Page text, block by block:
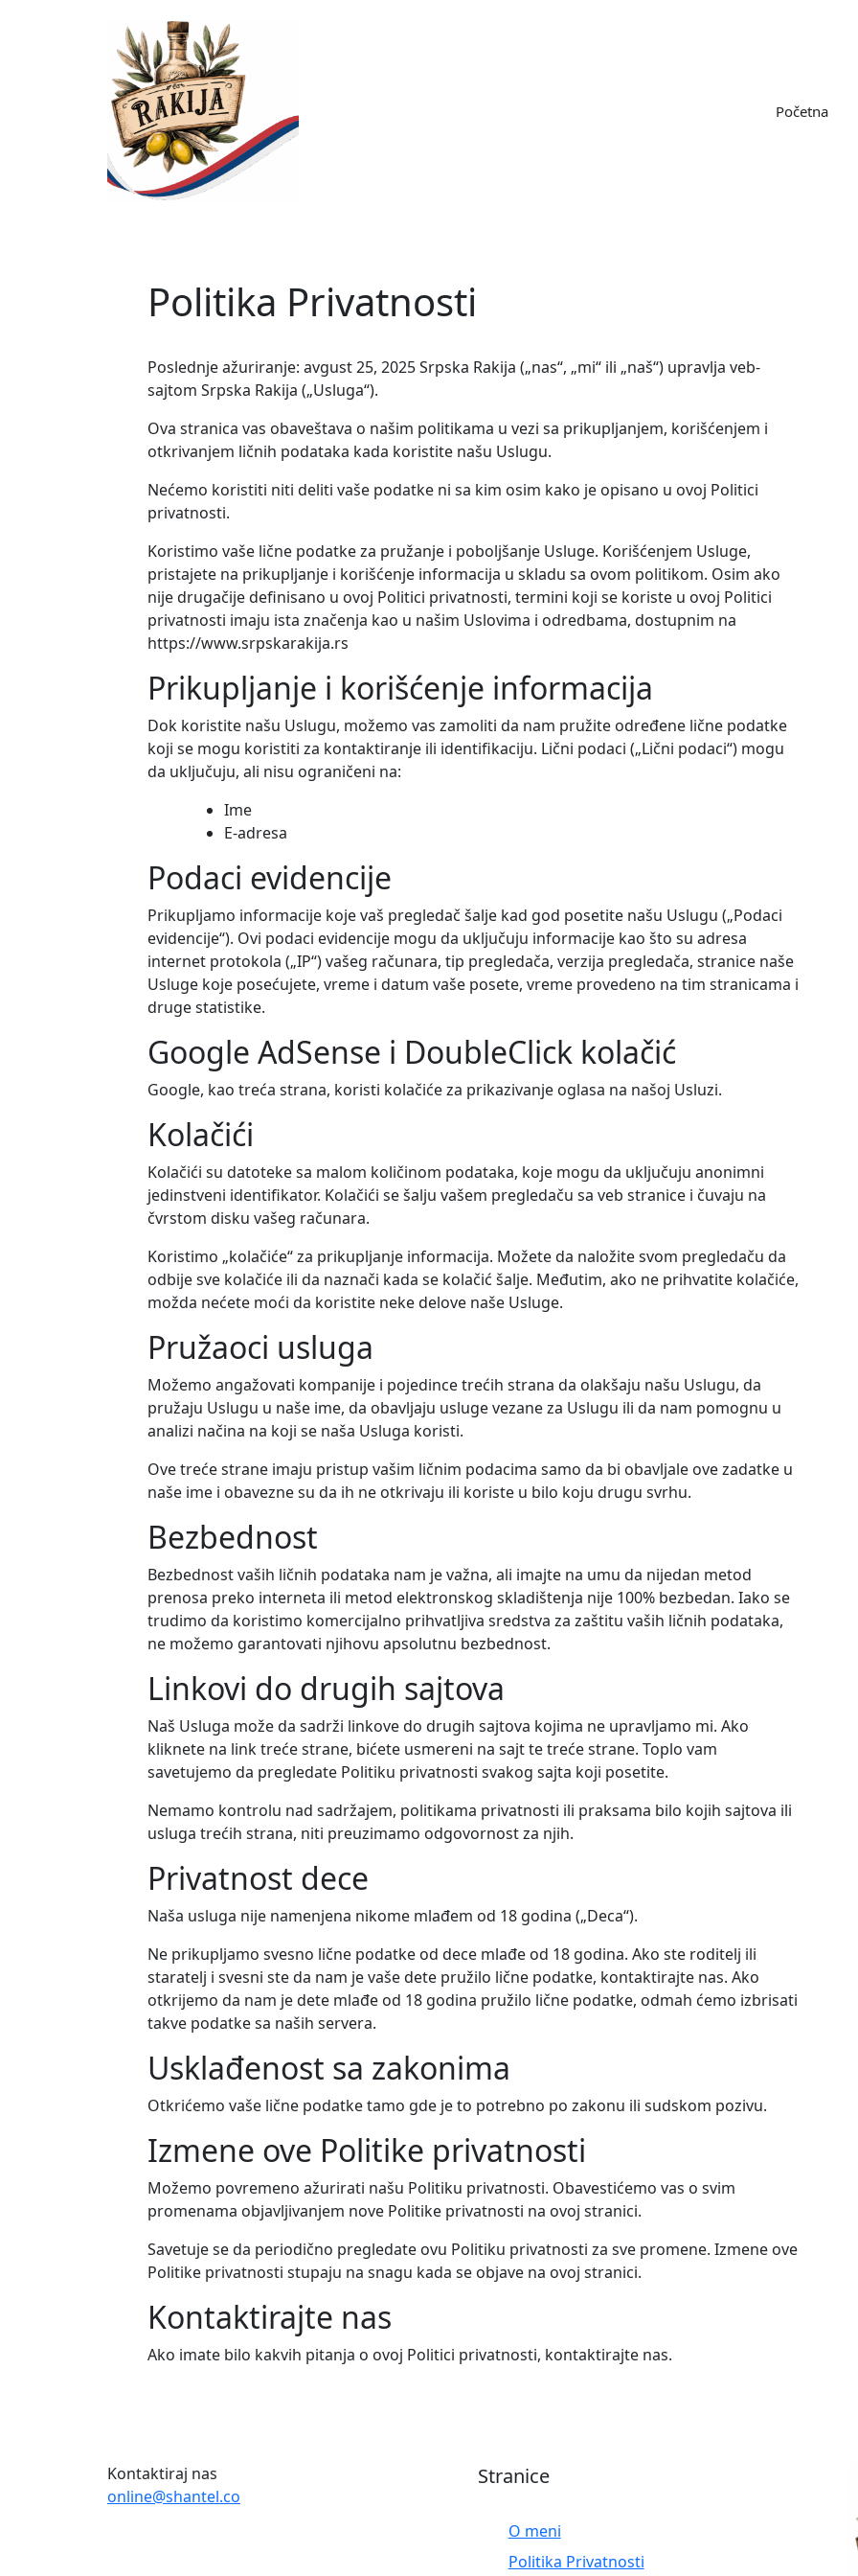
Početna
Politika Privatnosti
Poslednje ažuriranje: avgust 25, 2025 Srpska Rakija („nas“, „mi“ ili „naš“) upravlja veb-
sajtom Srpska Rakija („Usluga“).
Ova stranica vas obaveštava o našim politikama u vezi sa prikupljanjem, korišćenjem i
otkrivanjem ličnih podataka kada koristite našu Uslugu.
Nećemo koristiti niti deliti vaše podatke ni sa kim osim kako je opisano u ovoj Politici
privatnosti.
Koristimo vaše lične podatke za pružanje i poboljšanje Usluge. Korišćenjem Usluge,
pristajete na prikupljanje i korišćenje informacija u skladu sa ovom politikom. Osim ako
nije drugačije definisano u ovoj Politici privatnosti, termini koji se koriste u ovoj Politici
privatnosti imaju ista značenja kao u našim Uslovima i odredbama, dostupnim na
https://www.srpskarakija.rs
Prikupljanje i korišćenje informacija
Dok koristite našu Uslugu, možemo vas zamoliti da nam pružite određene lične podatke
koji se mogu koristiti za kontaktiranje ili identifikaciju. Lični podaci („Lični podaci“) mogu
da uključuju, ali nisu ograničeni na:
Ime
E-adresa
Podaci evidencije
Prikupljamo informacije koje vaš pregledač šalje kad god posetite našu Uslugu („Podaci
evidencije“). Ovi podaci evidencije mogu da uključuju informacije kao što su adresa
internet protokola („IP“) vašeg računara, tip pregledača, verzija pregledača, stranice naše
Usluge koje posećujete, vreme i datum vaše posete, vreme provedeno na tim stranicama i
druge statistike.
Google AdSense i DoubleClick kolačić
Google, kao treća strana, koristi kolačiće za prikazivanje oglasa na našoj Usluzi.
Kolačići
Kolačići su datoteke sa malom količinom podataka, koje mogu da uključuju anonimni
jedinstveni identifikator. Kolačići se šalju vašem pregledaču sa veb stranice i čuvaju na
čvrstom disku vašeg računara.
Koristimo „kolačiće“ za prikupljanje informacija. Možete da naložite svom pregledaču da
odbije sve kolačiće ili da naznači kada se kolačić šalje. Međutim, ako ne prihvatite kolačiće,
možda nećete moći da koristite neke delove naše Usluge.
Pružaoci usluga
Možemo angažovati kompanije i pojedince trećih strana da olakšaju našu Uslugu, da
pružaju Uslugu u naše ime, da obavljaju usluge vezane za Uslugu ili da nam pomognu u
analizi načina na koji se naša Usluga koristi.
Ove treće strane imaju pristup vašim ličnim podacima samo da bi obavljale ove zadatke u
naše ime i obavezne su da ih ne otkrivaju ili koriste u bilo koju drugu svrhu.
Bezbednost
Bezbednost vaših ličnih podataka nam je važna, ali imajte na umu da nijedan metod
prenosa preko interneta ili metod elektronskog skladištenja nije 100% bezbedan. Iako se
trudimo da koristimo komercijalno prihvatljiva sredstva za zaštitu vaših ličnih podataka,
ne možemo garantovati njihovu apsolutnu bezbednost.
Linkovi do drugih sajtova
Naš Usluga može da sadrži linkove do drugih sajtova kojima ne upravljamo mi. Ako
kliknete na link treće strane, bićete usmereni na sajt te treće strane. Toplo vam
savetujemo da pregledate Politiku privatnosti svakog sajta koji posetite.
Nemamo kontrolu nad sadržajem, politikama privatnosti ili praksama bilo kojih sajtova ili
usluga trećih strana, niti preuzimamo odgovornost za njih.
Privatnost dece
Naša usluga nije namenjena nikome mlađem od 18 godina („Deca“).
Ne prikupljamo svesno lične podatke od dece mlađe od 18 godina. Ako ste roditelj ili
staratelj i svesni ste da nam je vaše dete pružilo lične podatke, kontaktirajte nas. Ako
otkrijemo da nam je dete mlađe od 18 godina pružilo lične podatke, odmah ćemo izbrisati
takve podatke sa naših servera.
Usklađenost sa zakonima
Otkrićemo vaše lične podatke tamo gde je to potrebno po zakonu ili sudskom pozivu.
Izmene ove Politike privatnosti
Možemo povremeno ažurirati našu Politiku privatnosti. Obavestićemo vas o svim
promenama objavljivanjem nove Politike privatnosti na ovoj stranici.
Savetuje se da periodično pregledate ovu Politiku privatnosti za sve promene. Izmene ove
Politike privatnosti stupaju na snagu kada se objave na ovoj stranici.
Kontaktirajte nas
Ako imate bilo kakvih pitanja o ovoj Politici privatnosti, kontaktirajte nas.
Kontaktiraj nas
online@shantel.co
Stranice
O meni
Politika Privatnosti